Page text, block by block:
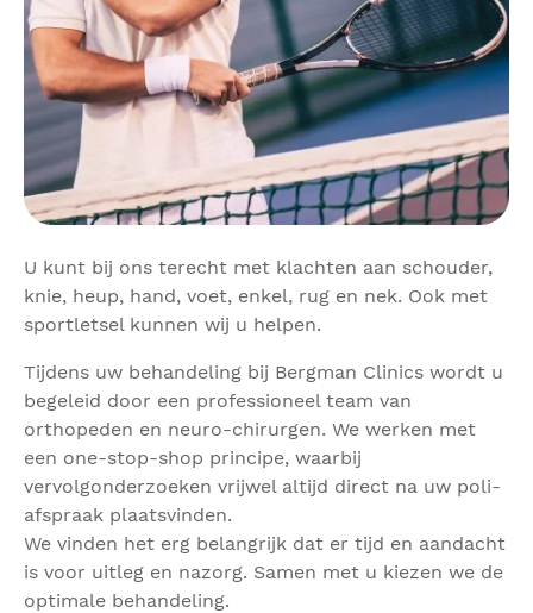
U kunt bij ons terecht met klachten aan schouder,
knie, heup, hand, voet, enkel, rug en nek. Ook met
sportletsel kunnen wij u helpen.
Tijdens uw behandeling bij Bergman Clinics wordt u
begeleid door een professioneel team van
orthopeden en neuro-chirurgen. We werken met
een one-stop-shop principe, waarbij
vervolgonderzoeken vrijwel altijd direct na uw poli-
afspraak plaatsvinden.
We vinden het erg belangrijk dat er tijd en aandacht
is voor uitleg en nazorg. Samen met u kiezen we de
optimale behandeling.